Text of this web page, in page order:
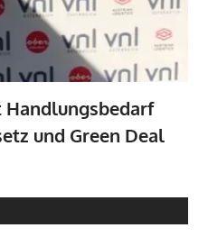
Handlungsbedarf
und Green Deal